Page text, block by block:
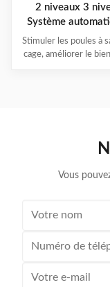
2 niveaux 3
Système
sans cage
Stimuler les poules à
cage, améliorer le
des animaux et
Vous